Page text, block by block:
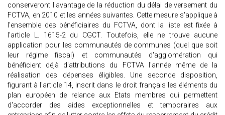
conserveront l'avantage de la réduction du délai de versement du
FCTVA, en 2010 et les années suivantes. Cette mesure s'applique à
l'ensemble des bénéficiaires du FCTVA, dont la liste est fixée à
l'article L. 1615-2 du CGCT. Toutefois, elle ne trouve aucune
application pour les communautés de communes (quel que soit
leur régime fiscal) et communautés d'agglomération qui
bénéficient déjà d'attributions du FCTVA l'année même de la
réalisation des dépenses éligibles. Une seconde disposition,
figurant à l'article 14, inscrit dans le droit français les éléments du
plan européen de relance aux Etats membres qui permettent
d'accorder des aides exceptionnelles et temporaires aux